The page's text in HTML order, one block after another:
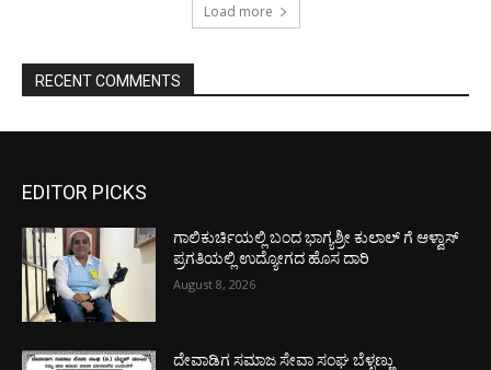
Load more
RECENT COMMENTS
EDITOR PICKS
ಗಾಲಿಕುರ್ಚಿಯಲ್ಲಿ ಬಂದ ಭಾಗ್ಯಶ್ರೀ ಕುಲಾಲ್ ಗೆ ಆಳ್ವಾಸ್
ಪ್ರಗತಿಯಲ್ಲಿ ಉದ್ಯೋಗದ ಹೊಸ ದಾರಿ
August 8, 2026
ದೇವಾಡಿಗ ಸಮಾಜ ಸೇವಾ ಸಂಘ ಬೆಳ್ಳಣ್ಣು